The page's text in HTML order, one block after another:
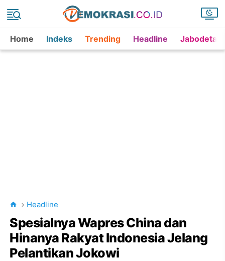
Home Indeks Trending Headline
Headline
Spesialnya Wapres China dan
Hinanya Rakyat Indonesia Jelang
Pelantikan Jokowi